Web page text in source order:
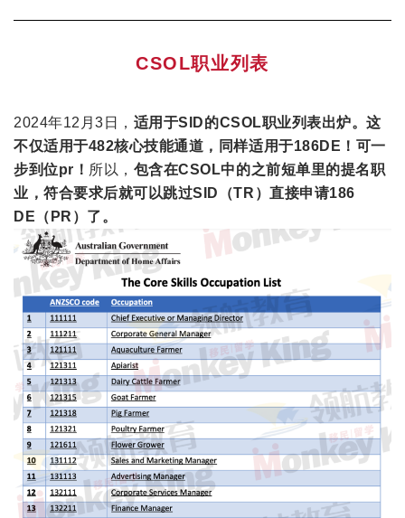
CSOL职业列表
2024年12月3日， 适用于SID的CSOL职业列表出炉。这
不仅适用于482核心技能通道， 同样适用于186DE！可一
步到位pr！ 所以， 包含在CSOL中的之前短单里的提名职
业，符合要求后就可以跳过SID（TR）直接申请186
DE（PR）了。